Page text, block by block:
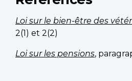
Loi sur le bien-être des
2(1) et 2(2)
Loi sur les pensions,